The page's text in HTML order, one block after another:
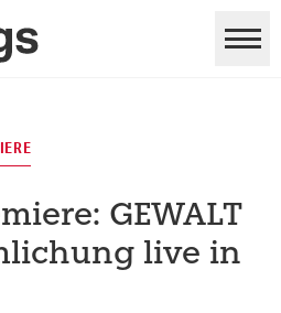
GEWALT
live in